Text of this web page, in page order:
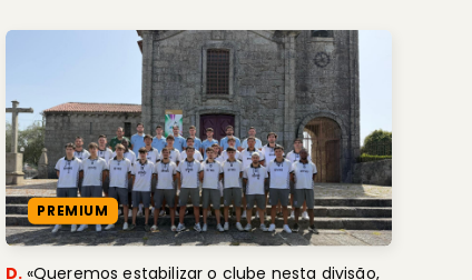
PREMIUM
D. «Queremos estabilizar o clube nesta divisão,